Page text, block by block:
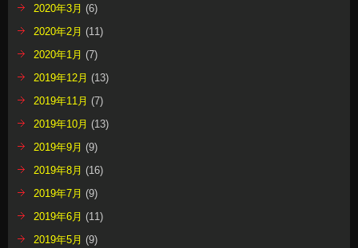
2020年3月 (6)
2020年2月 (11)
2020年1月 (7)
2019年12月 (13)
2019年11月 (7)
2019年10月 (13)
2019年9月 (9)
2019年8月 (16)
2019年7月 (9)
2019年6月 (11)
2019年5月 (9)